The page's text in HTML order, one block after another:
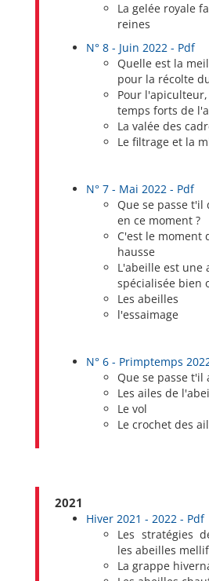
La gelée royale
reines
N° 8 - Juin 2022 - Pdf
Quelle est la
pour la récolte
Pour
temps forts de
La valée des
Le filtrage et la
N° 7 - Mai 2022 - Pdf
Que se passe t'il
en ce moment ?
C'est le moment
hausse
L'abeille est une
spécialisée bien
Les abeilles
l'essaimage
N° 6 - Primptemps
Que se passe t'il
Les ailes de
Le vol
Le crochet des
2021
Hiver 2021 - 2022 - Pdf
Les stratégies
les abeilles
La grappe